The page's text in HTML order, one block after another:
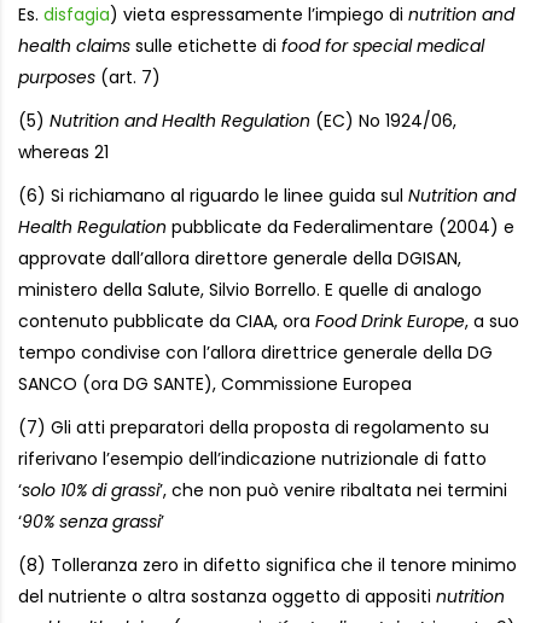
Es. disfagia) vieta espressamente l’impiego di nutrition and
health claims sulle etichette di food for special medical
purposes (art. 7)
(5) Nutrition and Health Regulation (EC) No 1924/06,
whereas 21
(6) Si richiamano al riguardo le linee guida sul Nutrition and
Health Regulation pubblicate da Federalimentare (2004) e
approvate dall’allora direttore generale della DGISAN,
ministero della Salute, Silvio Borrello. E quelle di analogo
contenuto pubblicate da CIAA, ora Food Drink Europe, a suo
tempo condivise con l’allora direttrice generale della DG
SANCO (ora DG SANTE), Commissione Europea
(7) Gli atti preparatori della proposta di regolamento su
riferivano l’esempio dell’indicazione nutrizionale di fatto
‘solo 10% di grassi’, che non può venire ribaltata nei termini
‘90% senza grassi’
(8) Tolleranza zero in difetto significa che il tenore minimo
del nutriente o altra sostanza oggetto di appositi nutrition